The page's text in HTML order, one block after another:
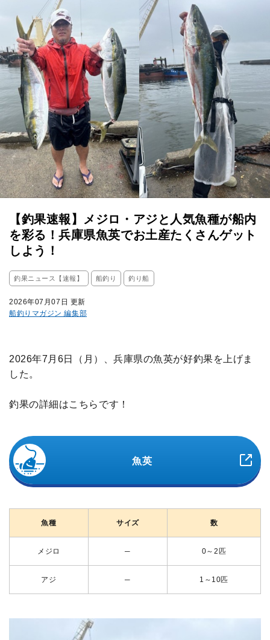
【釣果速報】メジロ・アジと人気魚種が船内
を彩る！兵庫県魚英でお土産たくさんゲット
しよう！
釣果ニュース【速報】 船釣り 釣り船
2026年07月07日 更新
船釣りマガジン 編集部
2026年7月6日（月）、兵庫県の魚英が好釣果を上げま
した。
釣果の詳細はこちらです！
魚英
魚種 サイズ 数
メジロ ─ 0～2匹
アジ ─ 1～10匹